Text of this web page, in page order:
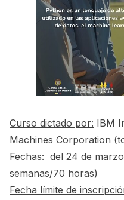
Curso dictado por: IBM
Machines Corporation
Fechas: del 24 de
semanas/70 horas)
Fecha límite de